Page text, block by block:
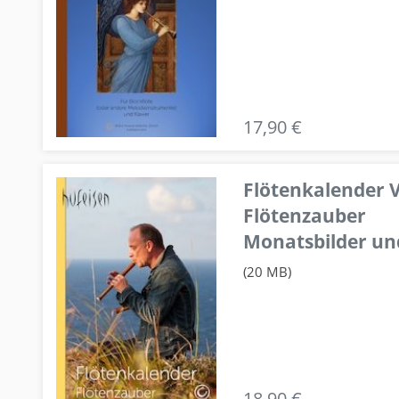
17,90 €
Flötenkalender
Flötenzauber
Monatsbilder
(20 MB)